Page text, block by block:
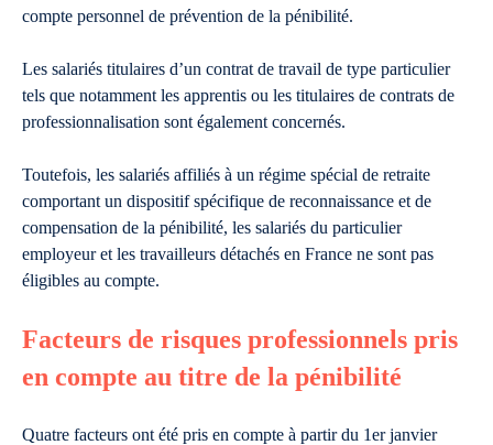
compte personnel de prévention de la pénibilité.
Les salariés titulaires d’un contrat de travail de type particulier
tels que notamment les apprentis ou les titulaires de contrats de
professionnalisation sont également concernés.
Toutefois, les salariés affiliés à un régime spécial de retraite
comportant un dispositif spécifique de reconnaissance et de
compensation de la pénibilité, les salariés du particulier
employeur et les travailleurs détachés en France ne sont pas
éligibles au compte.
Facteurs de risques professionnels pris
en compte au titre de la pénibilité
Quatre facteurs ont été pris en compte à partir du 1er janvier